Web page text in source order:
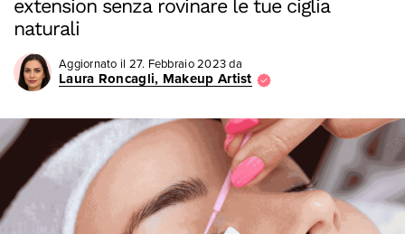
extension senza rovinare le tue ciglia
naturali
Aggiornato il 27. Febbraio 2023da
Laura Roncagli, Makeup Artist